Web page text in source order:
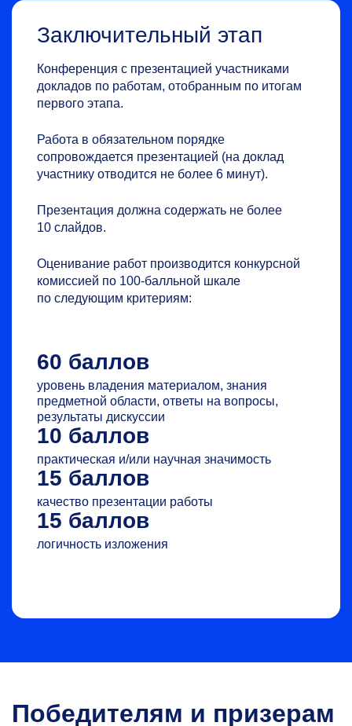
Заключительный этап
Конференция с презентацией участниками
докладов по работам, отобранным по итогам
первого этапа.
Работа в обязательном порядке
сопровождается презентацией (на доклад
участнику отводится не более 6 минут).
Презентация должна содержать не более
10 слайдов.
Оценивание работ производится конкурсной
комиссией по 100-балльной шкале
по следующим критериям:
60 баллов
уровень владения материалом, знания
предметной области, ответы на вопросы,
результаты дискуссии
10 баллов
практическая и/или научная значимость
15 баллов
качество презентации работы
15 баллов
логичность изложения
Победителям и призерам